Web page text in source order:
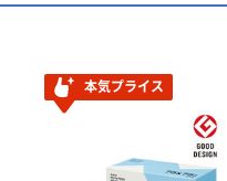
本気プライス
ーター ペットボ
トル
￥686~
本気プライス